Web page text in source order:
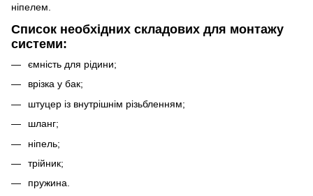
ніпелем.
Список необхідних складових для монтажу
системи:
ємність для рідини;
врізка у бак;
штуцер із внутрішнім різьбленням;
шланг;
ніпель;
трійник;
пружина.